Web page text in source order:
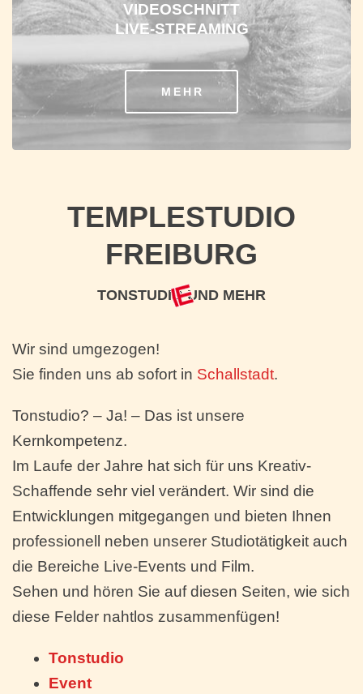
VIDEOSCHNITT
LIVE-STREAMING
MEHR
TEMPLESTUDIO
FREIBURG
TONSTUDIO UND MEHR
Wir sind umgezogen!
Sie finden uns ab sofort in Schallstadt.
Tonstudio? – Ja! – Das ist unsere
Kernkompetenz.
Im Laufe der Jahre hat sich für uns Kreativ-
Schaffende sehr viel verändert. Wir sind die
Entwicklungen mitgegangen und bieten Ihnen
professionell neben unserer Studiotätigkeit auch
die Bereiche Live-Events und Film.
Sehen und hören Sie auf diesen Seiten, wie sich
diese Felder nahtlos zusammenfügen!
Tonstudio
Event